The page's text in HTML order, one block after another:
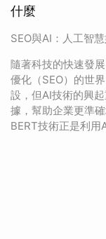
什麼
SEO與AI：人工智
隨著科技的快速發
優化（SEO）的世
設，但AI技術的興
據，幫助企業更準
BERT技術正是利用